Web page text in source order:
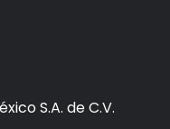
S.A. de C.V.